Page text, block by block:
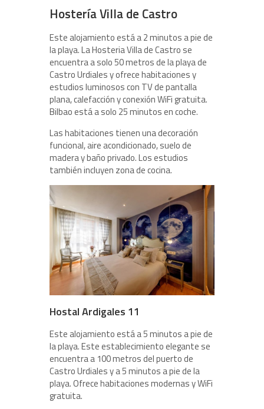
Hostería Villa de Castro
Este alojamiento está a 2 minutos a pie de
la playa. La Hosteria Villa de Castro se
encuentra a solo 50 metros de la playa de
Castro Urdiales y ofrece habitaciones y
estudios luminosos con TV de pantalla
plana, calefacción y conexión WiFi gratuita.
Bilbao está a solo 25 minutos en coche.
Las habitaciones tienen una decoración
funcional, aire acondicionado, suelo de
madera y baño privado. Los estudios
también incluyen zona de cocina.
Hostal Ardigales 11
Este alojamiento está a 5 minutos a pie de
la playa. Este establecimiento elegante se
encuentra a 100 metros del puerto de
Castro Urdiales y a 5 minutos a pie de la
playa. Ofrece habitaciones modernas y WiFi
gratuita.